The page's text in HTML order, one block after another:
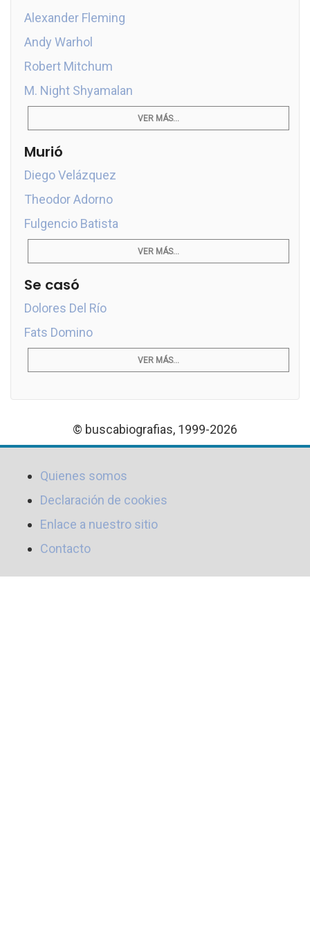
Alexander Fleming
Andy Warhol
Robert Mitchum
M. Night Shyamalan
VER MÁS...
Murió
Diego Velázquez
Theodor Adorno
Fulgencio Batista
VER MÁS...
Se casó
Dolores Del Río
Fats Domino
VER MÁS...
© buscabiografias, 1999-2026
Quienes somos
Declaración de cookies
Enlace a nuestro sitio
Contacto